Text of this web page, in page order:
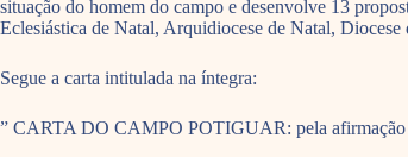
situação do homem do campo e desenvolve 13
Eclesiástica de Natal, Arquidiocese de Natal,
Segue a carta intitulada na íntegra:
” CARTA DO CAMPO POTIGUAR: pela afirmação